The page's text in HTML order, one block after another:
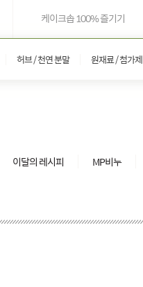
케이크솝 100% 즐기기
허브 / 천연 분말 원재료 / 첨가제
이달의 레시피 MP비누